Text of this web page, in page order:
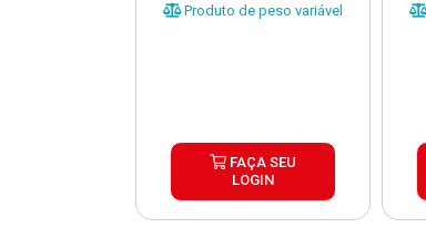
Produto de peso variável
FAÇA SEU
LOGIN